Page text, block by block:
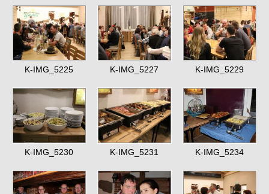
K-IMG_5225 K-IMG_5227 K-IMG_5229
K-IMG_5230 K-IMG_5231 K-IMG_5234